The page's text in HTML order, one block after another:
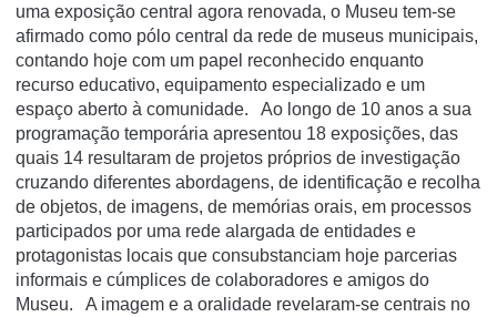
uma exposição central agora renovada, o Museu tem-se
afirmado como pólo central da rede de museus municipais,
contando hoje com um papel reconhecido enquanto
recurso educativo, equipamento especializado e um
espaço aberto à comunidade. Ao longo de 10 anos a sua
programação temporária apresentou 18 exposições, das
quais 14 resultaram de projetos próprios de investigação
cruzando diferentes abordagens, de identificação e recolha
de objetos, de imagens, de memórias orais, em processos
participados por uma rede alargada de entidades e
protagonistas locais que consubstanciam hoje parcerias
informais e cúmplices de colaboradores e amigos do
Museu. A imagem e a oralidade revelaram-se centrais no